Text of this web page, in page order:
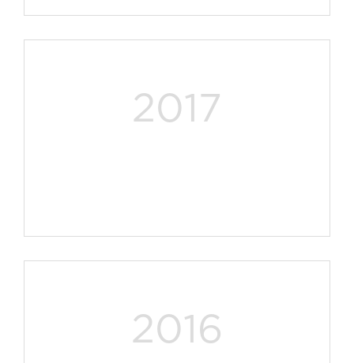
2017
2016